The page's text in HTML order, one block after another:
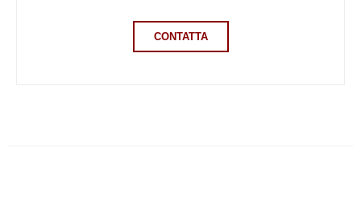
CONTATTA